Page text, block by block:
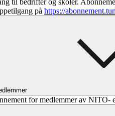
til bedrifter og skoler.
på https://
for medlemmer av